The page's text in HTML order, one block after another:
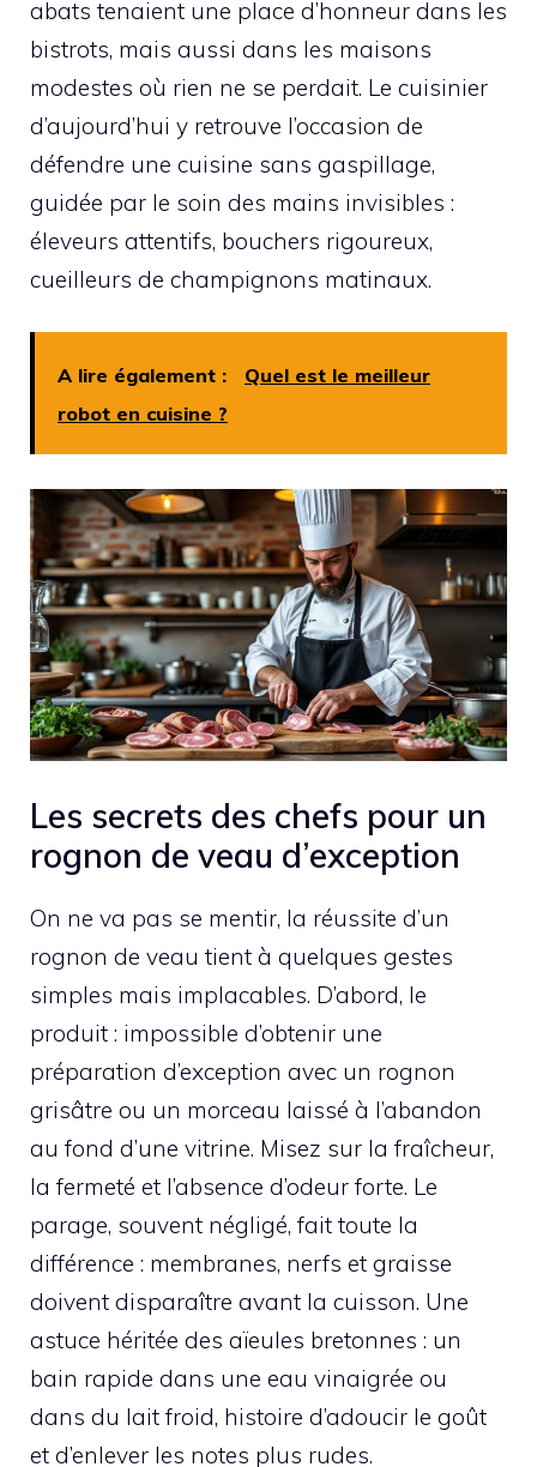
abats tenaient une place d’honneur dans les
bistrots, mais aussi dans les maisons
modestes où rien ne se perdait. Le cuisinier
d’aujourd’hui y retrouve l’occasion de
défendre une cuisine sans gaspillage,
guidée par le soin des mains invisibles :
éleveurs attentifs, bouchers rigoureux,
cueilleurs de champignons matinaux.
A lire également :
Quel est le meilleur
robot en cuisine ?
Les secrets des chefs pour un
rognon de veau d’exception
On ne va pas se mentir, la réussite d’un
rognon de veau tient à quelques gestes
simples mais implacables. D’abord, le
produit : impossible d’obtenir une
préparation d’exception avec un rognon
grisâtre ou un morceau laissé à l’abandon
au fond d’une vitrine. Misez sur la fraîcheur,
la fermeté et l’absence d’odeur forte. Le
parage, souvent négligé, fait toute la
différence : membranes, nerfs et graisse
doivent disparaître avant la cuisson. Une
astuce héritée des aïeules bretonnes : un
bain rapide dans une eau vinaigrée ou
dans du lait froid, histoire d’adoucir le goût
et d’enlever les notes plus rudes.